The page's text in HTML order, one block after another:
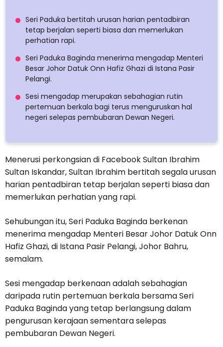
Seri Paduka bertitah urusan harian pentadbiran
tetap berjalan seperti biasa dan memerlukan
perhatian rapi.
Seri Paduka Baginda menerima mengadap Menteri
Besar Johor Datuk Onn Hafiz Ghazi di Istana Pasir
Pelangi.
Sesi mengadap merupakan sebahagian rutin
pertemuan berkala bagi terus menguruskan hal
negeri selepas pembubaran Dewan Negeri.
Menerusi perkongsian di Facebook Sultan Ibrahim
Sultan Iskandar, Sultan Ibrahim bertitah segala urusan
harian pentadbiran tetap berjalan seperti biasa dan
memerlukan perhatian yang rapi.
Sehubungan itu, Seri Paduka Baginda berkenan
menerima mengadap Menteri Besar Johor Datuk Onn
Hafiz Ghazi, di Istana Pasir Pelangi, Johor Bahru,
semalam.
Sesi mengadap berkenaan adalah sebahagian
daripada rutin pertemuan berkala bersama Seri
Paduka Baginda yang tetap berlangsung dalam
pengurusan kerajaan sementara selepas
pembubaran Dewan Negeri.